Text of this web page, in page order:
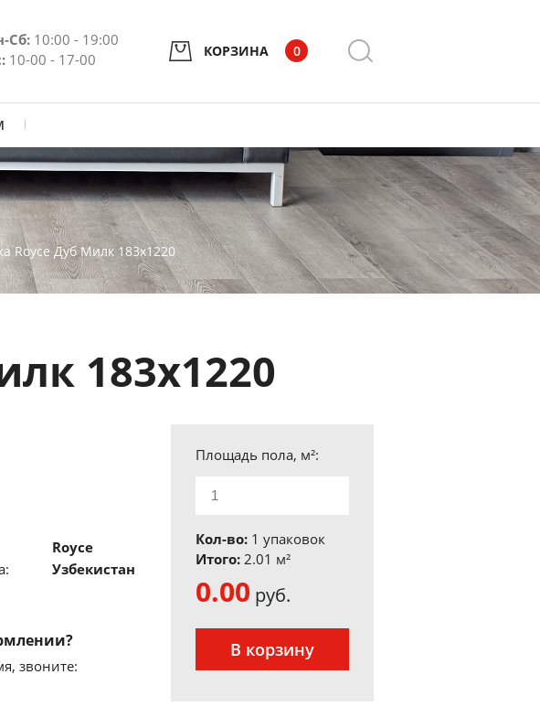
Сб: 10:00 - 19:00
10-00 - 17-00 КОРЗИНА 0
Royce Дуб Милк 183х1220
183х1220
Royce
Узбекистан
звоните:
Площадь пола, м²:
Кол-во: 1 упаковок
Итого: 2.01 м²
0.00 руб.
В корзину